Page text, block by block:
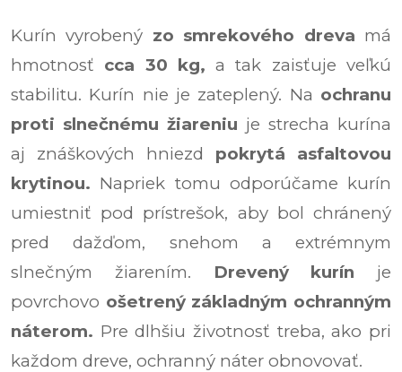
Kurín vyrobený zo smrekového dreva má
hmotnosť cca 30 kg, a tak zaisťuje veľkú
stabilitu. Kurín nie je zateplený. Na ochranu
proti slnečnému žiareniu je strecha kurína
aj znáškových hniezd pokrytá asfaltovou
krytinou. Napriek tomu odporúčame kurín
umiestniť pod prístrešok, aby bol chránený
pred dažďom, snehom a extrémnym
slnečným žiarením.
Drevený kurín je
povrchovo ošetrený základným ochranným
náterom. Pre dlhšiu životnosť treba, ako pri
každom dreve, ochranný náter obnovovať.